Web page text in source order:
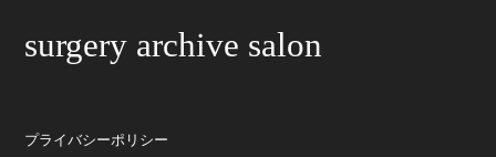
surgery archive salon
プライバシーポリシー